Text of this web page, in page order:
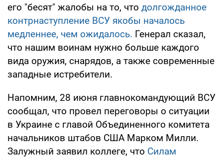
его "бесят" жалобы на то, что долгожданное
контрнаступление ВСУ якобы началось
медленнее, чем ожидалось. Генерал сказал,
что нашим воинам нужно больше каждого
вида оружия, снарядов, а также современные
западные истребители.
Напомним, 28 июня главнокомандующий ВСУ
сообщал, что провел переговоры о ситуации
в Украине с главой Объединенного комитета
начальников штабов США Марком Милли.
Залужный заявил коллеге, что Силам